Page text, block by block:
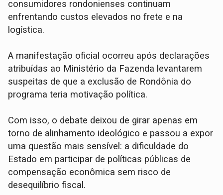
consumidores rondonienses continuam
enfrentando custos elevados no frete e na
logística.
A manifestação oficial ocorreu após declarações
atribuídas ao Ministério da Fazenda levantarem
suspeitas de que a exclusão de Rondônia do
programa teria motivação política.
Com isso, o debate deixou de girar apenas em
torno de alinhamento ideológico e passou a expor
uma questão mais sensível: a dificuldade do
Estado em participar de políticas públicas de
compensação econômica sem risco de
desequilíbrio fiscal.